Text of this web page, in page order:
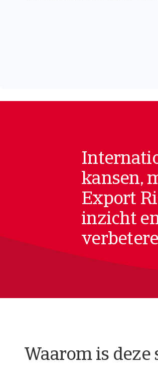
kansen,
Export
inzicht
Waarom is